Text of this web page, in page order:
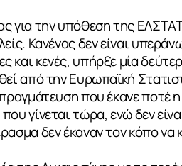
για την υπόθεση της
Κανένας δεν είναι
κενές, υπήρξε μία
από την Ευρωπαϊκή
που έκανε
γίνεται τώρα, ενώ δεν
δεν έκαναν τον κόπο να